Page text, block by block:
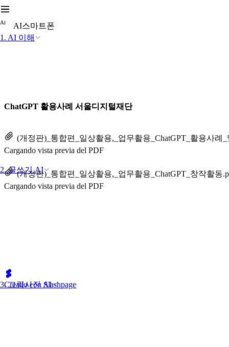
Ai
AI스마트폰
1. AI 이해
2. 글쓰기 AI
3. 그림사진 AI
ChatGPT 활용사례 서울디지털재단
(개정판)_통합편_일상활용,_업무활용_ChatGPT_활용사례
Cargando vista previa del PDF
(개정판)_통합편_일상활용,_업무활용_ChatGPT_창작활동
Cargando vista previa del PDF
Creado con Slashpage